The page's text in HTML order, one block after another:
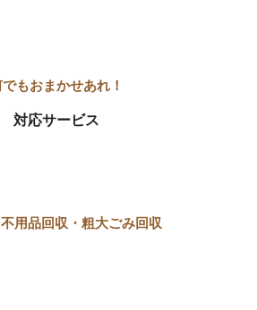
対応サービス
不用品回収・粗大ごみ回収